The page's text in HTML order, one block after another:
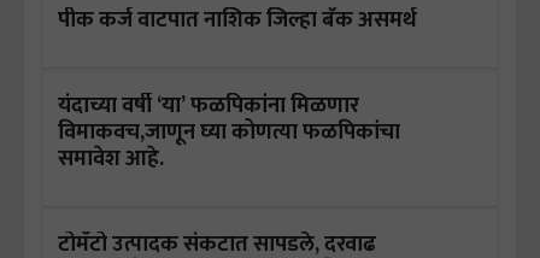
पीक कर्ज वाटपात नाशिक जिल्हा बँक असमर्थ
यंदाच्या वर्षी ‘या’ फळपिकांना मिळणार
विमाकवच,जाणून घ्या कोणत्या फळपिकांचा
समावेश आहे.
टोमॅटो उत्पादक संकटात सापडले, दरवाढ